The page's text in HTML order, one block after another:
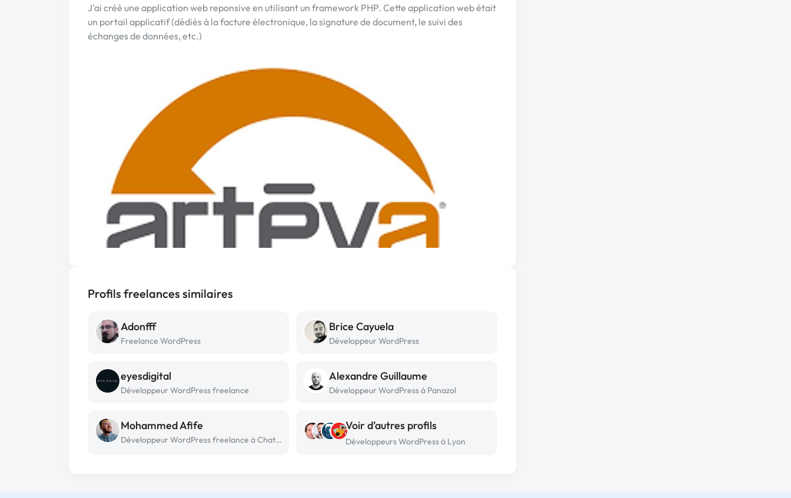
J'ai créé une application web reponsive en utilisant un framework PHP. Cette application web était
un portail applicatif (dédiés à la facture électronique, la signature de document, le suivi des
échanges de données, etc.)
Profils freelances similaires
Adonfff
Freelance WordPress
Brice Cayuela
Développeur WordPress
eyesdigital
Développeur WordPress freelance
Alexandre Guillaume
Développeur WordPress à Panazol
Mohammed Afife
Développeur WordPress freelance à Chateaurenard
Voir d’autres profils
Développeurs WordPress à Lyon